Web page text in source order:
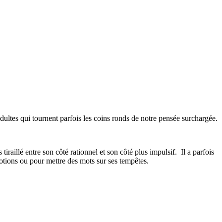
qui tournent parfois les coins ronds de notre pensée surchargée.
tiraillé entre son côté rationnel et son côté plus impulsif. Il a parfois
ou pour mettre des mots sur ses tempêtes.